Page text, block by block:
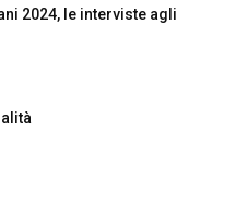
2024, le interviste agli